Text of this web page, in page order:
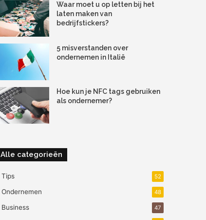
Waar moet u op letten bij het
laten maken van
bedrijfstickers?
5 misverstanden over
ondernemen in Italië
Hoe kun je NFC tags gebruiken
als ondernemer?
Alle categorieën
Tips 52
Ondernemen 48
Business 47